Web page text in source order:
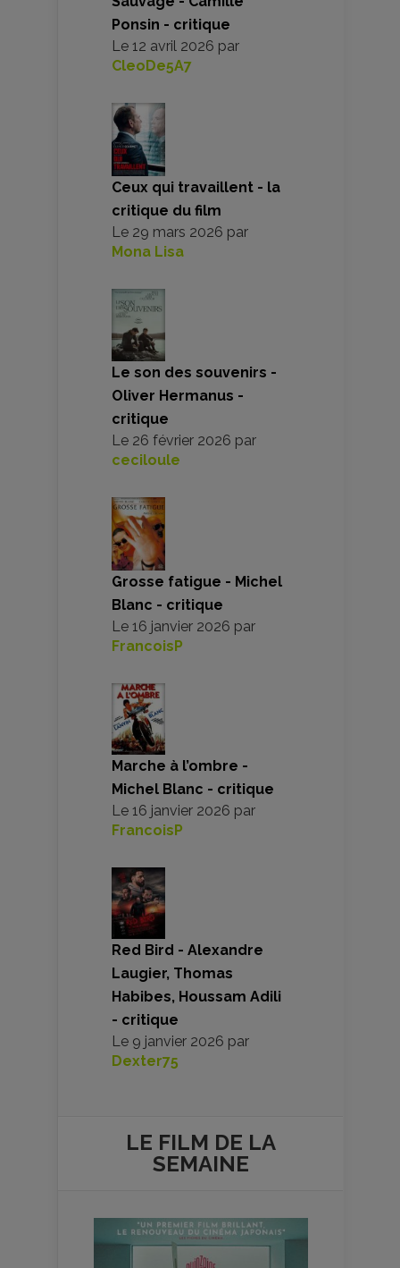
Ponsin - critique
Le 12 avril 2026 par
CleoDe5A7
Ceux qui travaillent - la
critique du film
Le 29 mars 2026 par
Mona Lisa
Le son des souvenirs -
Oliver Hermanus -
critique
Le 26 février 2026 par
ceciloule
Grosse fatigue - Michel
Blanc - critique
Le 16 janvier 2026 par
FrancoisP
Marche à l’ombre -
Michel Blanc - critique
Le 16 janvier 2026 par
FrancoisP
Red Bird - Alexandre
Laugier, Thomas
Habibes, Houssam Adili
- critique
Le 9 janvier 2026 par
Dexter75
LE FILM DE LA
SEMAINE